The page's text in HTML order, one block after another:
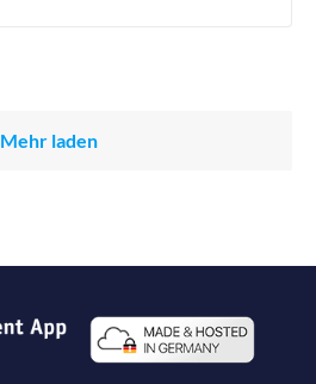
Mehr laden